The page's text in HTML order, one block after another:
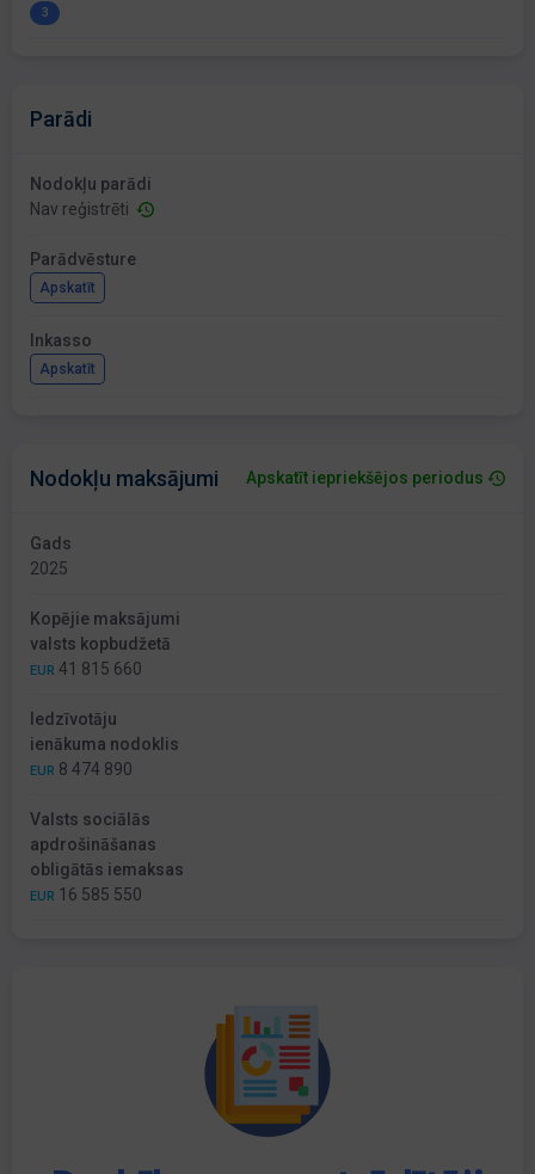
3
Parādi
Nodokļu parādi
Nav reģistrēti
Parādvēsture
Apskatīt
Inkasso
Apskatīt
Nodokļu maksājumi Apskatīt iepriekšējos periodus
Gads
2025
Kopējie maksājumi
valsts kopbudžetā
EUR 41 815 660
Iedzīvotāju
ienākuma nodoklis
EUR 8 474 890
Valsts sociālās
apdrošināšanas
obligātās iemaksas
EUR 16 585 550